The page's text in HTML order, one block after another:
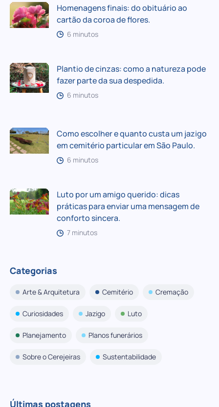
Homenagens finais: do obituário ao
cartão da coroa de flores.
6 minutos
Plantio de cinzas: como a natureza pode
fazer parte da sua despedida.
6 minutos
Como escolher e quanto custa um jazigo
em cemitério particular em São Paulo.
6 minutos
Luto por um amigo querido: dicas
práticas para enviar uma mensagem de
conforto sincera.
7 minutos
Categorias
Arte & Arquitetura Cemitério Cremação
Curiosidades Jazigo Luto
Planejamento Planos funerários
Sobre o Cerejeiras Sustentabilidade
Últimas postagens